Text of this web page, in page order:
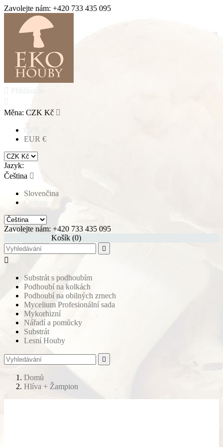
Zavolejte nám: +420 733 435 095
Přihlásit se
Měna: CZK Kč 
CZK Kč
EUR €
Jazyk:
Čeština 
Slovenčina
Čeština
Zavolejte nám: +420 733 435 095
Košík (0)


Substrát s podhoubím
Podhoubí na kolkách
Podhoubí na obilných zrnech
Mycelium Profesionální sada
Mykorhizní
Nářadí a pomůcky
Substrát
Lesní Houby

Domů
Hlíva + Žampion